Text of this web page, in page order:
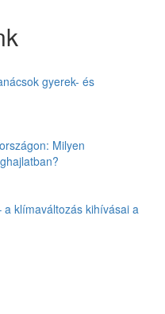
gyerek- és
Milyen
klímaváltozás kihívásai a